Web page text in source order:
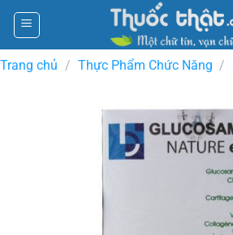
Skip
content
Trang chủ / Thực Phẩm Chức Năng /